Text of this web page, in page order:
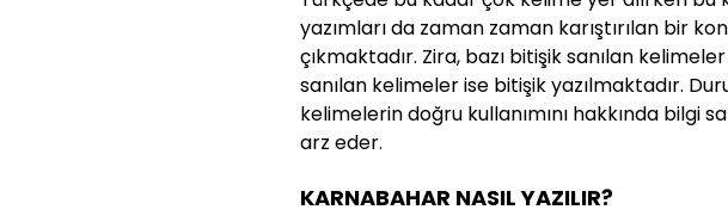
yazımları da zaman zaman karıştırılan bir
çıkmaktadır. Zira, bazı bitişik sanılan kelimeler
sanılan kelimeler ise bitişik yazılmaktadır.
kelimelerin doğru kullanımını hakkında bilgi
arz eder.
KARNABAHAR NASIL YAZILIR?